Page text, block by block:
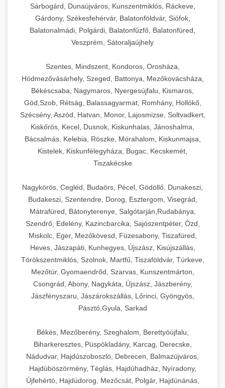
Sárbogárd, Dunaújváros, Kunszentmiklós, Ráckeve,
Gárdony, Székesfehérvár, Balatonföldvár, Siófok,
Balatonalmádi, Polgárdi, Balatonfűzfő, Balatonfüred,
Veszprém, Sátoraljaújhely
Szentes, Mindszent, Kondoros, Orosháza,
Hódmezővásárhely, Szeged, Battonya, Mezőkovácsháza,
Békéscsaba, Nagymaros, Nyergesújfalu, Kismaros,
Göd,Szob, Rétság, Balassagyarmat, Romhány, Hollókő,
Szécsény, Aszód, Hatvan, Monor, Lajosmizse, Soltvadkert,
Kiskőrös, Kecel, Dusnok, Kiskunhalas, Jánoshalma,
Bácsalmás, Kelebia, Röszke, Mórahalom, Kiskunmajsa,
Kistelek, Kiskunfélegyháza, Bugac, Kecskemét,
Tiszakécske
Nagykörös, Cegléd, Budaörs, Pécel, Gödöllő, Dunakeszi,
Budakeszi, Szentendre, Dorog, Esztergom, Visegrád,
Mátrafüred, Bátonyterenye, Salgótarján,Rudabánya,
Szendrő, Edelény, Kazincbarcika, Sajószentpéter, Ózd,
Miskolc, Eger, Mezőkövesd, Füzesabony, Tiszafüred,
Heves, Jászapáti, Kunhegyes, Újszász, Kisújszállás,
Törökszentmiklós, Szolnok, Martfű, Tiszaföldvár, Túrkeve,
Mezőtúr, Gyomaendrőd, Szarvas, Kunszentmárton,
Csongrád, Abony, Nagykáta, Újszász, Jászberény,
Jászfényszaru, Jászárokszállás, Lőrinci, Gyöngyös,
Pásztó,Gyula, Sarkad
Békés, Mezőberény, Szeghalom, Berettyóújfalu,
Biharkeresztes, Püspökladány, Karcag, Derecske,
Nádudvar, Hajdúszoboszló, Debrecen, Balmazújváros,
Hajdúböszörmény, Téglás, Hajdúhadház, Nyíradony,
Újfehértó, Hajdúdorog, Mezőcsát, Polgár, Hajdúnánás,